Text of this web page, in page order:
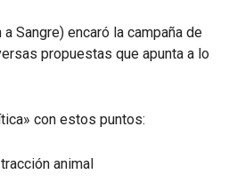
Sangre) encaró la campaña de
propuestas que apunta a lo
con estos puntos:
animal